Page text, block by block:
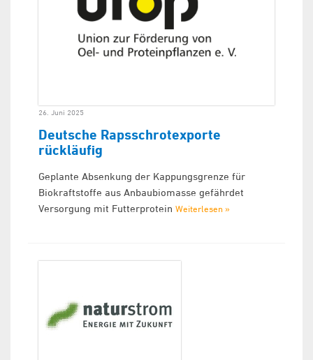
26. Juni 2025
Deutsche Rapsschrotexporte
rückläufig
Geplante Absenkung der Kappungsgrenze für
Biokraftstoffe aus Anbaubiomasse gefährdet
Versorgung mit Futterprotein Weiterlesen »